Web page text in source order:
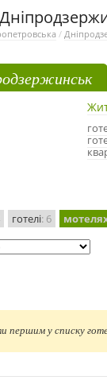
/
готелі: 6
першим у списку